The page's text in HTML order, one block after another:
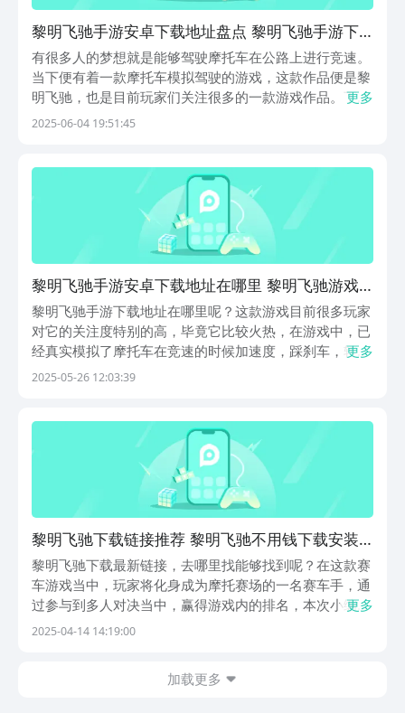
黎明飞驰手游安卓下载地址盘点 黎明飞驰手游下
载渠道推荐
有很多人的梦想就是能够驾驶摩托车在公路上进行竞速。
当下便有着一款摩托车模拟驾驶的游戏，这款作品便是黎
明飞驰，也是目前玩家们关注很多的一款游戏作品。下面
将带来关于黎明飞驰手游下载地址介绍。这游戏的下载地
更多
2025-06-04 19:51:45
黎明飞驰手游安卓下载地址在哪里 黎明飞驰游戏
手机版最新版本本下载链接
黎明飞驰手游下载地址在哪里呢？这款游戏目前很多玩家
对它的关注度特别的高，毕竟它比较火热，在游戏中，已
经真实模拟了摩托车在竞速的时候加速度，踩刹车，转
弯，漂移等等过程，所以很多玩家在体验游戏的时候趣味
预...
更多
2025-05-26 12:03:39
黎明飞驰下载链接推荐 黎明飞驰不用钱下载安装
链接
黎明飞驰下载最新链接，去哪里找能够找到呢？在这款赛
车游戏当中，玩家将化身成为摩托赛场的一名赛车手，通
过参与到多人对决当中，赢得游戏内的排名，本次小编给
大家专门介绍一下，黎明飞驰游戏的最新下载链接分享，
更多
2025-04-14 14:19:00
加载更多